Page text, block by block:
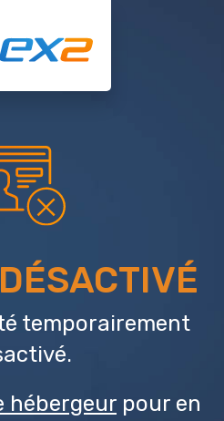
temporairement
hébergeur pour en